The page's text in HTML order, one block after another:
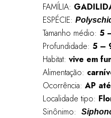
FAMÍLIA:
ESPÉCIE:
Tamanho médio: 5
Profundidade: 5 –
Habitat: vive em
Alimentação:
Ocorrência: AP
Localidade tipo:
Sinônimo: